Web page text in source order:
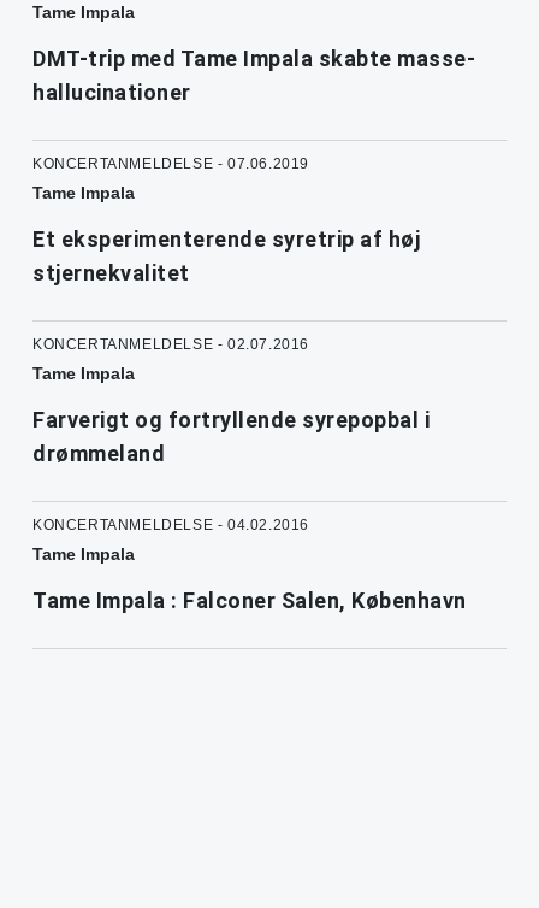
Tame Impala
DMT-trip med Tame Impala skabte masse-
hallucinationer
KONCERTANMELDELSE - 07.06.2019
Tame Impala
Et eksperimenterende syretrip af høj
stjernekvalitet
KONCERTANMELDELSE - 02.07.2016
Tame Impala
Farverigt og fortryllende syrepopbal i
drømmeland
KONCERTANMELDELSE - 04.02.2016
Tame Impala
Tame Impala : Falconer Salen, København